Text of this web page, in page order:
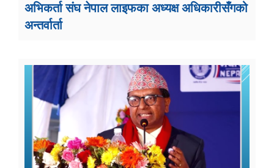
अभिकर्ता संघ नेपाल लाइफका अध्यक्ष अधिकारीसँगको
अन्तर्वार्ता